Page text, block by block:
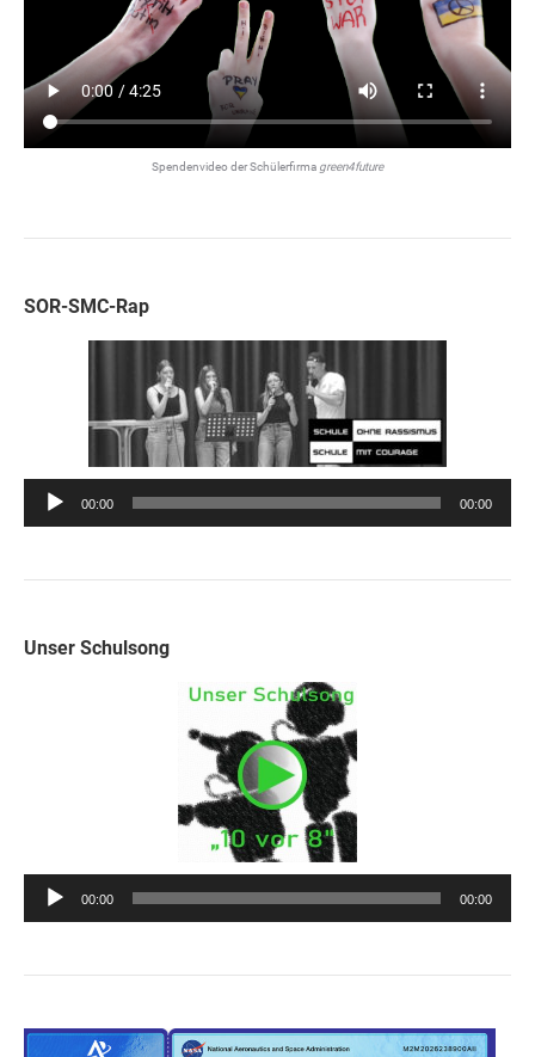
Spendenvideo der Schülerfirma green4future
SOR-SMC-Rap
Audio-
00:00 00:00
Unser Schulsong
Audio-
00:00 00:00